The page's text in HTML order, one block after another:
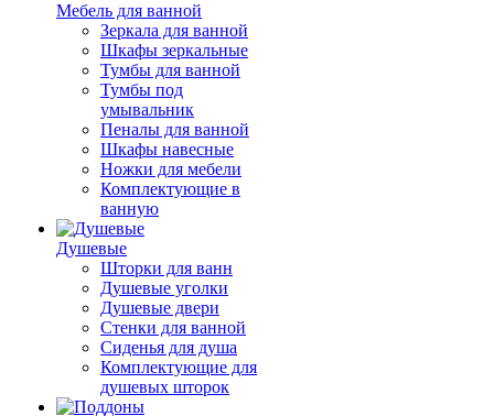
Мебель для ванной
Зеркала для ванной
Шкафы зеркальные
Тумбы для ванной
Тумбы под
умывальник
Пеналы для ванной
Шкафы навесные
Ножки для мебели
Комплектующие в
ванную
Душевые
Шторки для ванн
Душевые уголки
Душевые двери
Стенки для ванной
Сиденья для душа
Комплектующие для
душевых шторок